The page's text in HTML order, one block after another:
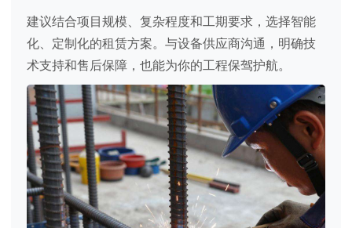
建议结合项目规模、复杂程度和工期要求，选择智能
化、定制化的租赁方案。与设备供应商沟通，明确技
术支持和售后保障，也能为你的工程保驾护航。